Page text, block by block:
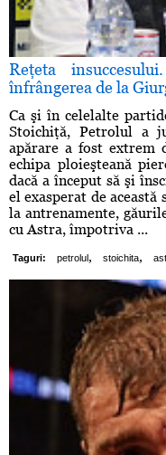
Reţeta
înfrângerea de la
Ca şi în celelalte
Stoichiţă, Petrolul a
apărare a fost extrem
echipa ploieşteană
dacă a început să şi
el exasperat de
la antrenamente,
cu Astra, împotriva ...
Taguri: petrolul , stoichita,